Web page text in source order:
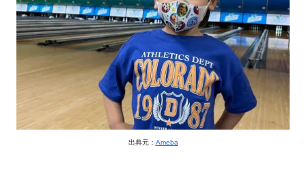
出典元： Ameba